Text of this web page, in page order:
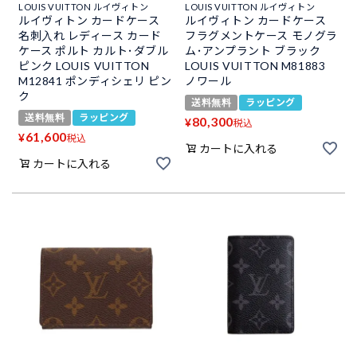
LOUIS VUITTON ルイヴィトン
ルイヴィトン カードケース
名刺入れ レディース カード
ケース ポルト カルト･ダブル
ピンク LOUIS VUITTON
M12841 ポンディシェリ ピン
ク
送料無料 ラッピング
¥61,600税込
カートに入れる
LOUIS VUITTON ルイヴィトン
ルイヴィトン カードケース
フラグメントケース モノグラ
ム･アンプラント ブラック
LOUIS VUITTON M81883
ノワール
送料無料 ラッピング
¥80,300税込
カートに入れる